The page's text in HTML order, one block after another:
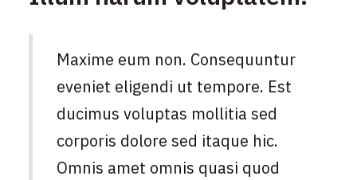
Maxime eum non. Consequuntur
eveniet eligendi ut tempore. Est
ducimus voluptas mollitia sed
corporis dolore sed itaque hic.
Omnis amet omnis quasi quod